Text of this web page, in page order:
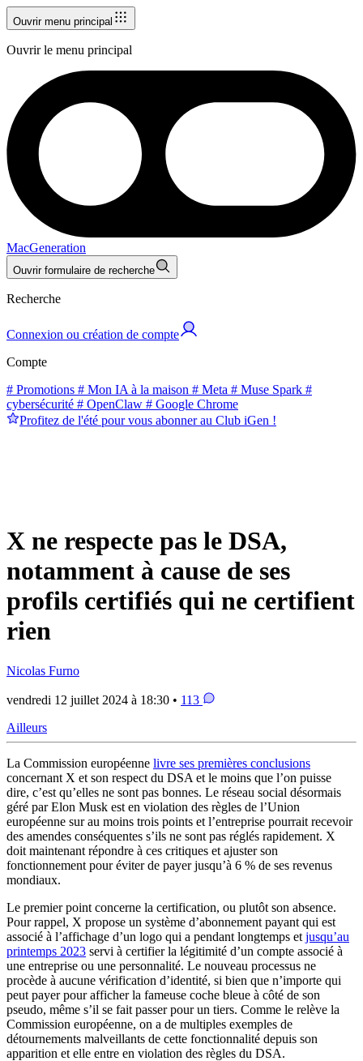
Ouvrir menu principal
Ouvrir le menu principal
MacGeneration
Ouvrir formulaire de recherche
Recherche
Connexion ou création de compte
Compte
# Promotions # Mon IA à la maison # Meta # Muse Spark #
cybersécurité # OpenClaw # Google Chrome
Profitez de l'été pour vous abonner au Club iGen !
X ne respecte pas le DSA,
notamment à cause de ses
profils certifiés qui ne certifient
rien
Nicolas Furno
vendredi 12 juillet 2024 à 18:30 • 113
Ailleurs
La Commission européenne livre ses premières conclusions
concernant X et son respect du DSA et le moins que l’on puisse
dire, c’est qu’elles ne sont pas bonnes. Le réseau social désormais
géré par Elon Musk est en violation des règles de l’Union
européenne sur au moins trois points et l’entreprise pourrait recevoir
des amendes conséquentes s’ils ne sont pas réglés rapidement. X
doit maintenant répondre à ces critiques et ajuster son
fonctionnement pour éviter de payer jusqu’à 6 % de ses revenus
mondiaux.
Le premier point concerne la certification, ou plutôt son absence.
Pour rappel, X propose un système d’abonnement payant qui est
associé à l’affichage d’un logo qui a pendant longtemps et jusqu’au
printemps 2023 servi à certifier la légitimité d’un compte associé à
une entreprise ou une personnalité. Le nouveau processus ne
procède à aucune vérification d’identité, si bien que n’importe qui
peut payer pour afficher la fameuse coche bleue à côté de son
pseudo, même s’il se fait passer pour un tiers. Comme le relève la
Commission européenne, on a de multiples exemples de
détournements malveillants de cette fonctionnalité depuis son
apparition et elle entre en violation des règles du DSA.